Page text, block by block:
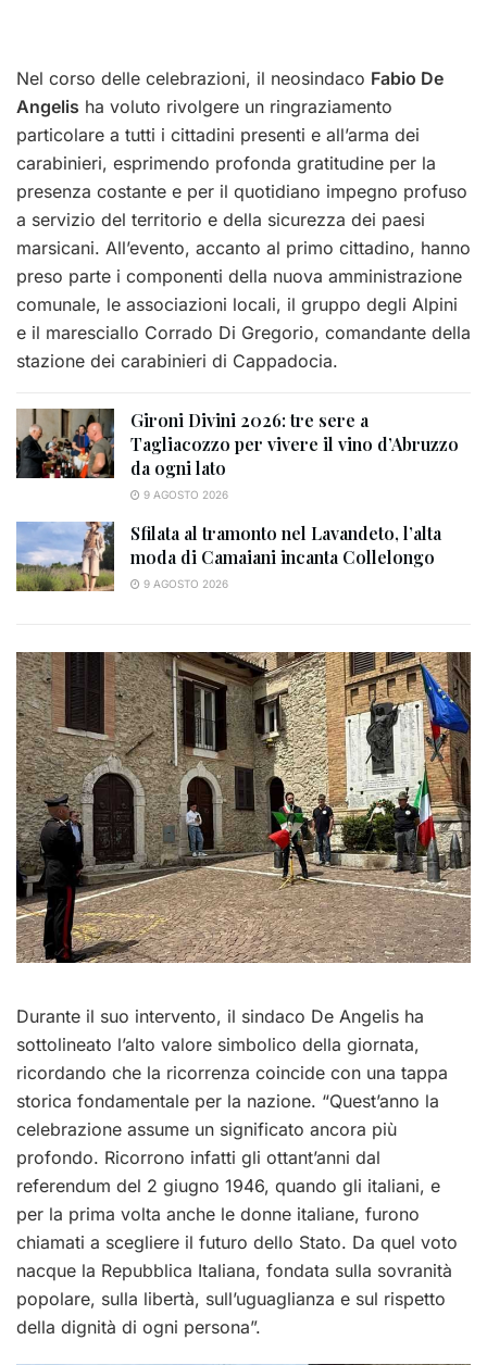
Nel corso delle celebrazioni, il neosindaco Fabio De
Angelis ha voluto rivolgere un ringraziamento
particolare a tutti i cittadini presenti e all’arma dei
carabinieri, esprimendo profonda gratitudine per la
presenza costante e per il quotidiano impegno profuso
a servizio del territorio e della sicurezza dei paesi
marsicani. All’evento, accanto al primo cittadino, hanno
preso parte i componenti della nuova amministrazione
comunale, le associazioni locali, il gruppo degli Alpini
e il maresciallo Corrado Di Gregorio, comandante della
stazione dei carabinieri di Cappadocia.
Gironi Divini 2026: tre sere a
Tagliacozzo per vivere il vino d’Abruzzo
da ogni lato
9 AGOSTO 2026
Sfilata al tramonto nel Lavandeto, l’alta
moda di Camaiani incanta Collelongo
9 AGOSTO 2026
Durante il suo intervento, il sindaco De Angelis ha
sottolineato l’alto valore simbolico della giornata,
ricordando che la ricorrenza coincide con una tappa
storica fondamentale per la nazione. “Quest’anno la
celebrazione assume un significato ancora più
profondo. Ricorrono infatti gli ottant’anni dal
referendum del 2 giugno 1946, quando gli italiani, e
per la prima volta anche le donne italiane, furono
chiamati a scegliere il futuro dello Stato. Da quel voto
nacque la Repubblica Italiana, fondata sulla sovranità
popolare, sulla libertà, sull’uguaglianza e sul rispetto
della dignità di ogni persona”.